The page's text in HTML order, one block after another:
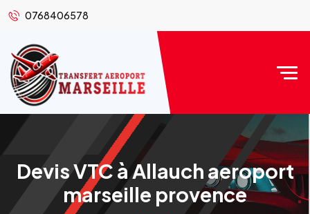
0768406578
Devis VTC à Allauch aeroport
marseille provence